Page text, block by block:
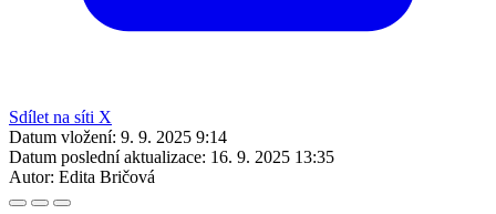
Sdílet na síti X
Datum vložení: 9. 9. 2025 9:14
Datum poslední aktualizace: 16. 9. 2025 13:35
Autor: Edita Bričová